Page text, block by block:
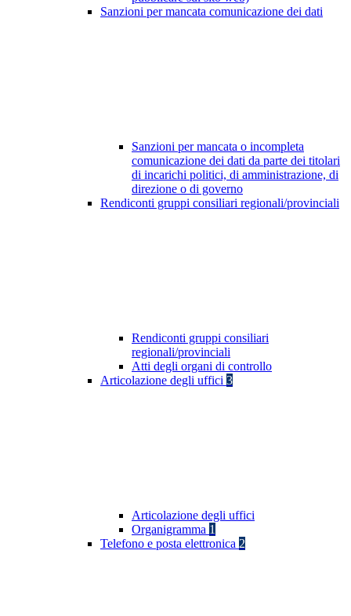
Sanzioni per mancata comunicazione dei dati
Sanzioni per mancata o incompleta
comunicazione dei dati da parte dei titolari
di incarichi politici, di amministrazione, di
direzione o di governo
Rendiconti gruppi consiliari regionali/provinciali
Rendiconti gruppi consiliari
regionali/provinciali
Atti degli organi di controllo
Articolazione degli uffici 3
Articolazione degli uffici
Organigramma 1
Telefono e posta elettronica 2